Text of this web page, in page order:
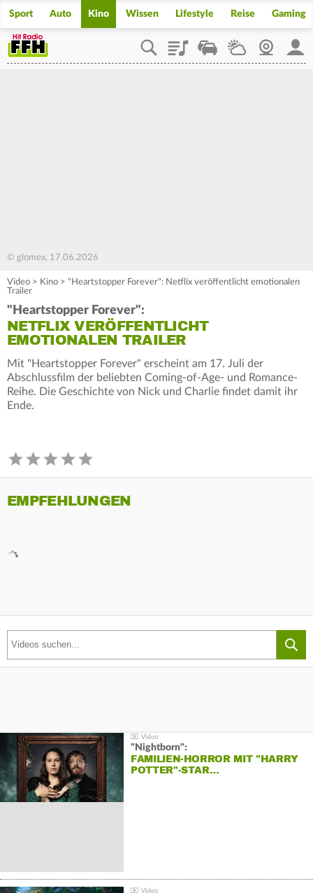
Sport Auto Kino Wissen Lifestyle Reise Gaming
PlaylistStaupilotWetterWebcam
© glomex, 17.06.2026
Video > Kino > "Heartstopper Forever": Netflix veröffentlicht emotionalen
Trailer
"Heartstopper Forever":
NETFLIX VERÖFFENTLICHT
EMOTIONALEN TRAILER
Mit "Heartstopper Forever" erscheint am 17. Juli der
Abschlussfilm der beliebten Coming-of-Age- und Romance-
Reihe. Die Geschichte von Nick und Charlie findet damit ihr
Ende.
EMPFEHLUNGEN
"Nightborn":
FAMILIEN-HORROR MIT "HARRY
POTTER"-STAR…